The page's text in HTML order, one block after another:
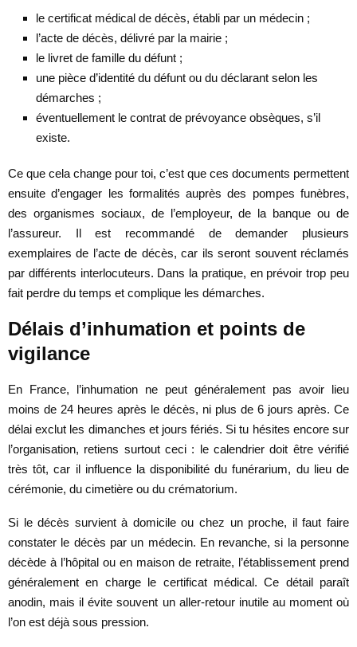
le certificat médical de décès, établi par un médecin ;
l’acte de décès, délivré par la mairie ;
le livret de famille du défunt ;
une pièce d’identité du défunt ou du déclarant selon les
démarches ;
éventuellement le contrat de prévoyance obsèques, s’il
existe.
Ce que cela change pour toi, c’est que ces documents permettent
ensuite d’engager les formalités auprès des pompes funèbres,
des organismes sociaux, de l’employeur, de la banque ou de
l’assureur. Il est recommandé de demander plusieurs
exemplaires de l’acte de décès, car ils seront souvent réclamés
par différents interlocuteurs. Dans la pratique, en prévoir trop peu
fait perdre du temps et complique les démarches.
Délais d’inhumation et points de
vigilance
En France, l’inhumation ne peut généralement pas avoir lieu
moins de 24 heures après le décès, ni plus de 6 jours après. Ce
délai exclut les dimanches et jours fériés. Si tu hésites encore sur
l’organisation, retiens surtout ceci : le calendrier doit être vérifié
très tôt, car il influence la disponibilité du funérarium, du lieu de
cérémonie, du cimetière ou du crématorium.
Si le décès survient à domicile ou chez un proche, il faut faire
constater le décès par un médecin. En revanche, si la personne
décède à l’hôpital ou en maison de retraite, l’établissement prend
généralement en charge le certificat médical. Ce détail paraît
anodin, mais il évite souvent un aller-retour inutile au moment où
l’on est déjà sous pression.